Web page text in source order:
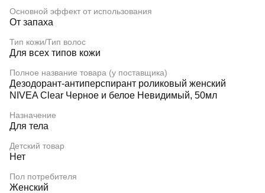
Основной эффект от использования
От запаха
Тип кожи/Тип волос
Для всех типов кожи
Полное название товара (у поставщика)
Дезодорант-антиперспирант роликовый женский
NIVEA Clear Черное и белое Невидимый, 50мл
Назначение
Для тела
Детский товар
Нет
Пол потребителя
Женский